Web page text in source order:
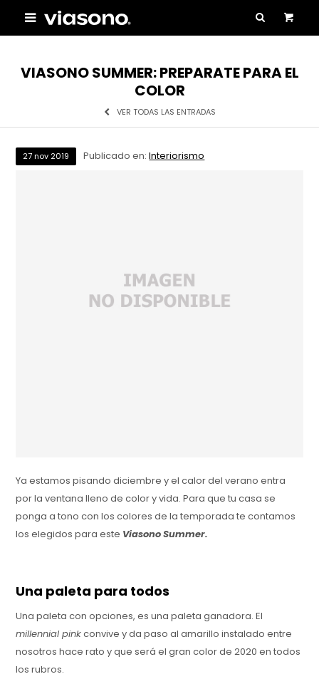

VIASONO SUMMER: PREPARATE PARA EL
COLOR
VER TODAS LAS ENTRADAS
27 nov 2019 Publicado en:Interiorismo
Ya estamos pisando diciembre y el calor del verano entra
por la ventana lleno de color y vida. Para que tu casa se
ponga a tono con los colores de la temporada te contamos
los elegidos para este Viasono Summer.
Una paleta para todos
Una paleta con opciones, es una paleta ganadora. El
millennial pinkconvive y da paso al amarillo instalado entre
nosotros hace rato y que será el gran color de 2020 en todos
los rubros.